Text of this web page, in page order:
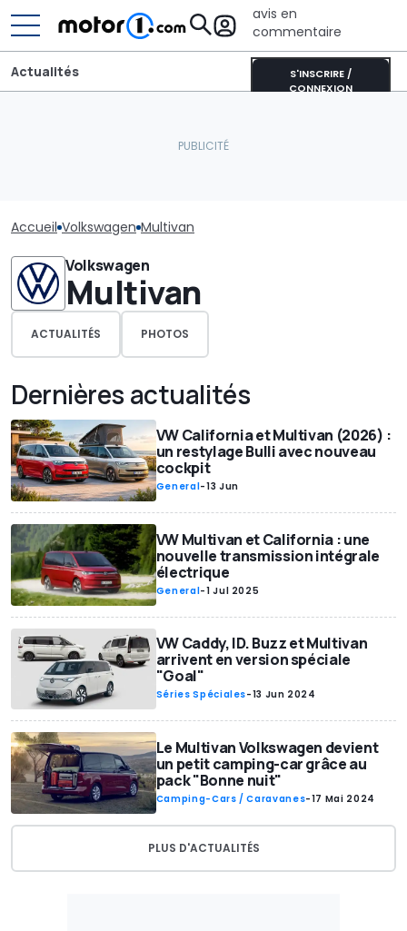
avis en
commentaire
S'INSCRIRE /
CONNEXION
Actualités
Accueil Volkswagen Multivan
Volkswagen
Multivan
ACTUALITÉS PHOTOS
Dernières actualités
VW California et Multivan (2026) :
un restylage Bulli avec nouveau
cockpit
General-13 Jun
VW Multivan et California : une
nouvelle transmission intégrale
électrique
General-1 Jul 2025
VW Caddy, ID. Buzz et Multivan
arrivent en version spéciale
"Goal"
Séries Spéciales-13 Jun 2024
Le Multivan Volkswagen devient
un petit camping-car grâce au
pack "Bonne nuit"
Camping-Cars / Caravanes-17 Mai 2024
PLUS D'ACTUALITÉS